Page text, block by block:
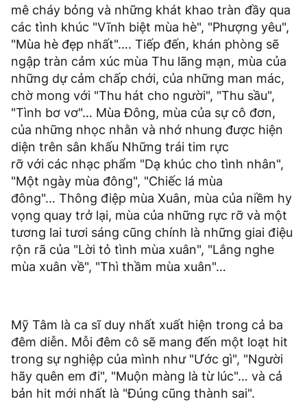
mê cháy bỏng và những khát khao tràn đầy qua
các tình khúc "Vĩnh biệt mùa hè", "Phượng yêu",
"Mùa hè đẹp nhất"…. Tiếp đến, khán phòng sẽ
ngập tràn cảm xúc mùa Thu lãng mạn, mùa của
những dự cảm chấp chới, của những man mác,
chờ mong với "Thu hát cho người", "Thu sầu",
"Tình bơ vơ"… Mùa Đông, mùa của sự cô đơn,
của những nhọc nhằn và nhớ nhung được hiện
diện trên sân khấu Những trái tim rực
rỡ với các nhạc phẩm "Dạ khúc cho tình nhân",
"Một ngày mùa đông", "Chiếc lá mùa
đông"… Thông điệp mùa Xuân, mùa của niềm hy
vọng quay trở lại, mùa của những rực rỡ và một
tương lai tươi sáng cũng chính là những giai điệu
rộn rã của "Lời tỏ tình mùa xuân", "Lắng nghe
mùa xuân về", "Thì thầm mùa xuân"…
Mỹ Tâm là ca sĩ duy nhất xuất hiện trong cả ba
đêm diễn. Mỗi đêm cô sẽ mang đến một loạt hit
trong sự nghiệp của mình như "Ước gì", "Người
hãy quên em đi", "Muộn màng là từ lúc"… và cả
bản hit mới nhất là "Đúng cũng thành sai".